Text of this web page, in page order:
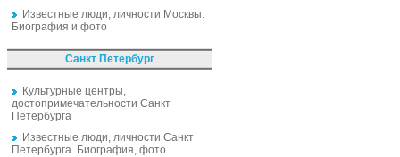
Известные люди, личности Москвы.
Биография и фото
Санкт Петербург
Культурные центры,
достопримечательности Санкт
Петербурга
Известные люди, личности Санкт
Петербурга. Биография, фото